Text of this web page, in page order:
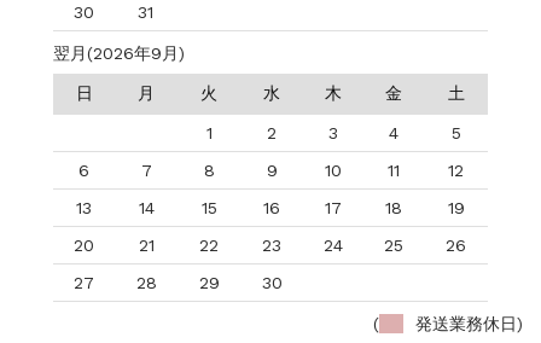
30
31
翌月(2026年9月)
日 月 火 水 木 金 土
1 2 3 4
5
6
7 8 9 10 11
12
13
14 15 16 17 18
19
20
21 22 23 24 25
26
27
28 29 30
( 発送業務休日)